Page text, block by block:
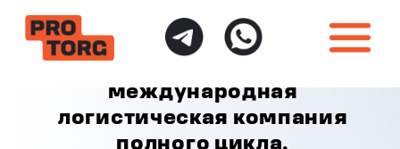
логистическая компания
полного цикла.
Представительства в России,
Китае и Кыргызстане